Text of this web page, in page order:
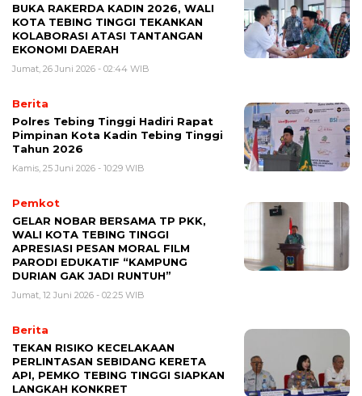
BUKA RAKERDA KADIN 2026, WALI
KOTA TEBING TINGGI TEKANKAN
KOLABORASI ATASI TANTANGAN
EKONOMI DAERAH
Jumat, 26 Juni 2026 - 02:44 WIB
Berita
Polres Tebing Tinggi Hadiri Rapat
Pimpinan Kota Kadin Tebing Tinggi
Tahun 2026
Kamis, 25 Juni 2026 - 10:29 WIB
Pemkot
GELAR NOBAR BERSAMA TP PKK,
WALI KOTA TEBING TINGGI
APRESIASI PESAN MORAL FILM
PARODI EDUKATIF “KAMPUNG
DURIAN GAK JADI RUNTUH”
Jumat, 12 Juni 2026 - 02:25 WIB
Berita
TEKAN RISIKO KECELAKAAN
PERLINTASAN SEBIDANG KERETA
API, PEMKO TEBING TINGGI SIAPKAN
LANGKAH KONKRET